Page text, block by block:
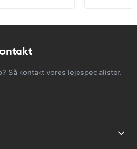
Så kontakt vores lejespecialister.